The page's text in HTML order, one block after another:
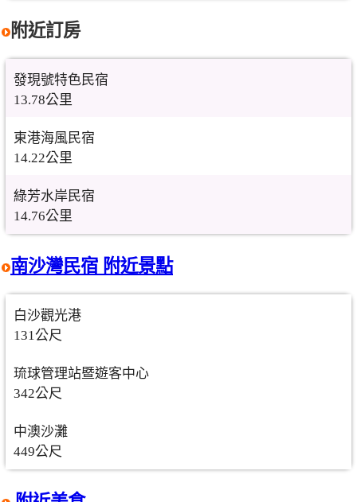
附近訂房
發現號特色民宿
13.78公里
東港海風民宿
14.22公里
綠芳水岸民宿
14.76公里
南沙灣民宿 附近景點
白沙觀光港
131公尺
琉球管理站暨遊客中心
342公尺
中澳沙灘
449公尺